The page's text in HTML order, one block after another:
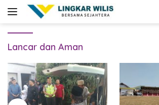
Lancar dan Aman